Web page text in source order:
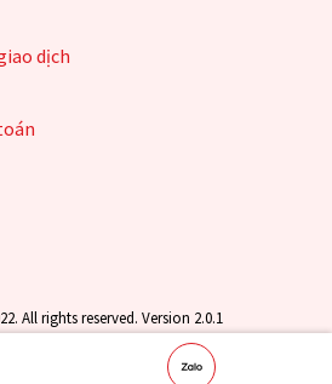
dịch
All rights reserved. Version 2.0.1